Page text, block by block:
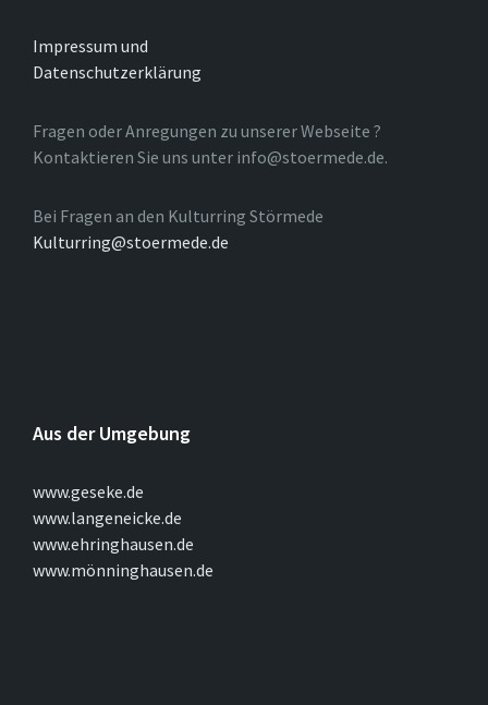
Impressum und
Datenschutzerklärung
Fragen oder Anregungen zu unserer Webseite ?
Kontaktieren Sie uns unter info@stoermede.de.
Bei Fragen an den Kulturring Störmede
Kulturring@stoermede.de
Aus der Umgebung
www.geseke.de
www.langeneicke.de
www.ehringhausen.de
www.mönninghausen.de